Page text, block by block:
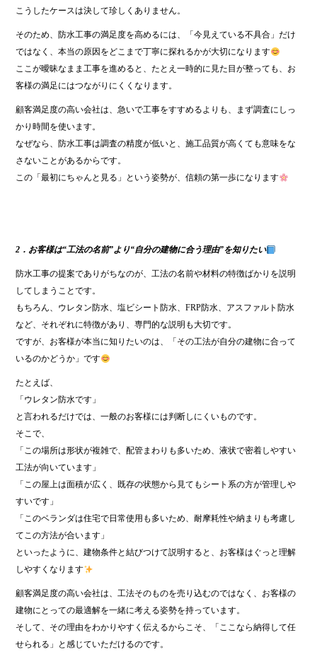
こうしたケースは決して珍しくありません。
そのため、防水工事の満足度を高めるには、「今見えている不具合」だけ
ではなく、本当の原因をどこまで丁寧に探れるかが大切になります
ここが曖昧なまま工事を進めると、たとえ一時的に見た目が整っても、お
客様の満足にはつながりにくくなります。
顧客満足度の高い会社は、急いで工事をすすめるよりも、まず調査にしっ
かり時間を使います。
なぜなら、防水工事は調査の精度が低いと、施工品質が高くても意味をな
さないことがあるからです。
この「最初にちゃんと見る」という姿勢が、信頼の第一歩になります
2．お客様は“工法の名前”より“自分の建物に合う理由”を知りたい
防水工事の提案でありがちなのが、工法の名前や材料の特徴ばかりを説明
してしまうことです。
もちろん、ウレタン防水、塩ビシート防水、FRP防水、アスファルト防水
など、それぞれに特徴があり、専門的な説明も大切です。
ですが、お客様が本当に知りたいのは、「その工法が自分の建物に合って
いるのかどうか」です
たとえば、
「ウレタン防水です」
と言われるだけでは、一般のお客様には判断しにくいものです。
そこで、
「この場所は形状が複雑で、配管まわりも多いため、液状で密着しやすい
工法が向いています」
「この屋上は面積が広く、既存の状態から見てもシート系の方が管理しや
すいです」
「このベランダは住宅で日常使用も多いため、耐摩耗性や納まりも考慮し
てこの方法が合います」
といったように、建物条件と結びつけて説明すると、お客様はぐっと理解
しやすくなります
顧客満足度の高い会社は、工法そのものを売り込むのではなく、お客様の
建物にとっての最適解を一緒に考える姿勢を持っています。
そして、その理由をわかりやすく伝えるからこそ、「ここなら納得して任
せられる」と感じていただけるのです。